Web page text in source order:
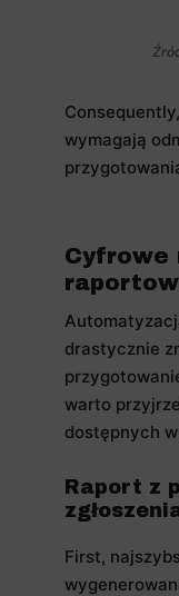
wymagają
Cyfrowe
drastycznie
warto
dostępnych
Raport z
First,